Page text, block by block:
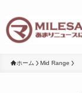
ホーム Mid Range